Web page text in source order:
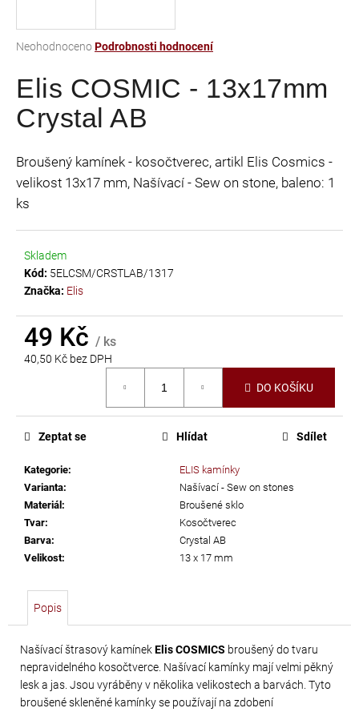
Průměrné
produktu
je
0,0
hvězdiček.
NeohodnocenoPodrobnosti hodnocení
Elis COSMIC - 13x17mm
Crystal AB
Broušený kamínek - kosočtverec, artikl Elis Cosmics -
velikost 13x17 mm, Našívací - Sew on stone, baleno: 1
ks
Skladem
Kód: 5ELCSM/CRSTLAB/1317
Značka: Elis
49 Kč / ks
40,50 Kč bez DPH
DO KOŠÍKU
Kategorie:
ELIS kamínky
Varianta:
Našívací - Sew on stones
Materiál:
Broušené sklo
Tvar:
Kosočtverec
Barva:
Crystal AB
Velikost: 13 x 17 mm
Zeptat se Hlídat Sdílet
Popis
Našívací štrasový kamínekElis COSMICS broušený do tvaru
nepravidelného kosočtverce. Našívací kamínky mají velmi pěkný
lesk a jas. Jsou vyráběny v několika velikostech a barvách. Tyto
broušené skleněné kamínky se používají na zdobení
j
t
?
HLEDAT
D
o
p
u
č
e
m
SWAROVSKI
XIRIUS
NH
SS-
CRYSTAL
AB
299
Kč